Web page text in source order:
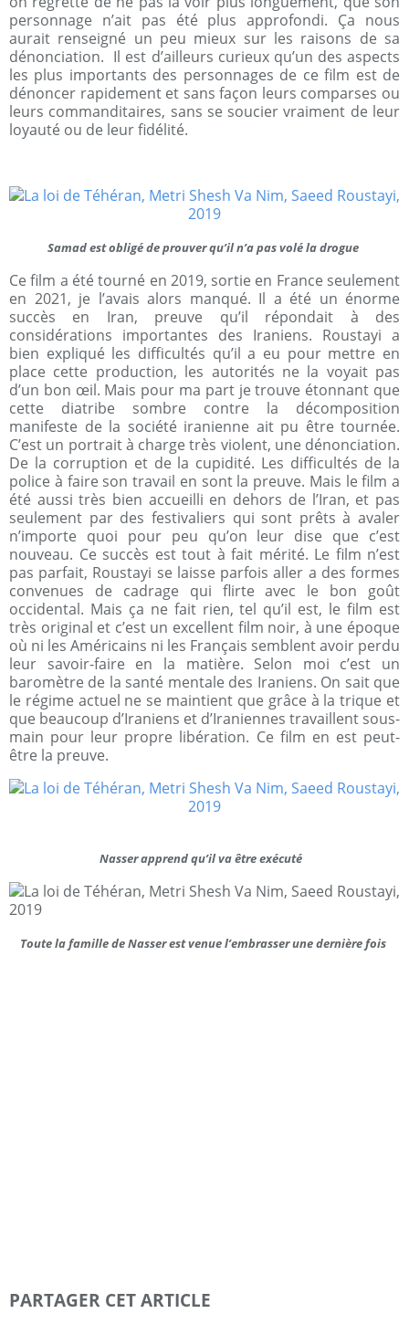
personnage n’ait pas été plus approfondi. Ça nous
aurait renseigné un peu mieux sur les raisons de sa
dénonciation. Il est d’ailleurs curieux qu’un des aspects
les plus importants des personnages de ce film est de
dénoncer rapidement et sans façon leurs comparses ou
leurs commanditaires, sans se soucier vraiment de leur
loyauté ou de leur fidélité.
Samad est obligé de prouver qu’il n’a pas volé la drogue
Ce film a été tourné en 2019, sortie en France seulement
en 2021, je l’avais alors manqué. Il a été un énorme
succès en Iran, preuve qu’il répondait à des
considérations importantes des Iraniens. Roustayi a
bien expliqué les difficultés qu’il a eu pour mettre en
place cette production, les autorités ne la voyait pas
d’un bon œil. Mais pour ma part je trouve étonnant que
cette diatribe sombre contre la décomposition
manifeste de la société iranienne ait pu être tournée.
C’est un portrait à charge très violent, une dénonciation.
De la corruption et de la cupidité. Les difficultés de la
police à faire son travail en sont la preuve. Mais le film a
été aussi très bien accueilli en dehors de l’Iran, et pas
seulement par des festivaliers qui sont prêts à avaler
n’importe quoi pour peu qu’on leur dise que c’est
nouveau. Ce succès est tout à fait mérité. Le film n’est
pas parfait, Roustayi se laisse parfois aller a des formes
convenues de cadrage qui flirte avec le bon goût
occidental. Mais ça ne fait rien, tel qu’il est, le film est
très original et c’est un excellent film noir, à une époque
où ni les Américains ni les Français semblent avoir perdu
leur savoir-faire en la matière. Selon moi c’est un
baromètre de la santé mentale des Iraniens. On sait que
le régime actuel ne se maintient que grâce à la trique et
que beaucoup d’Iraniens et d’Iraniennes travaillent sous-
main pour leur propre libération. Ce film en est peut-
être la preuve.
Nasser apprend qu’il va être exécuté
Toute la famille de Nasser est venue l’embrasser une dernière fois
PARTAGER CET ARTICLE